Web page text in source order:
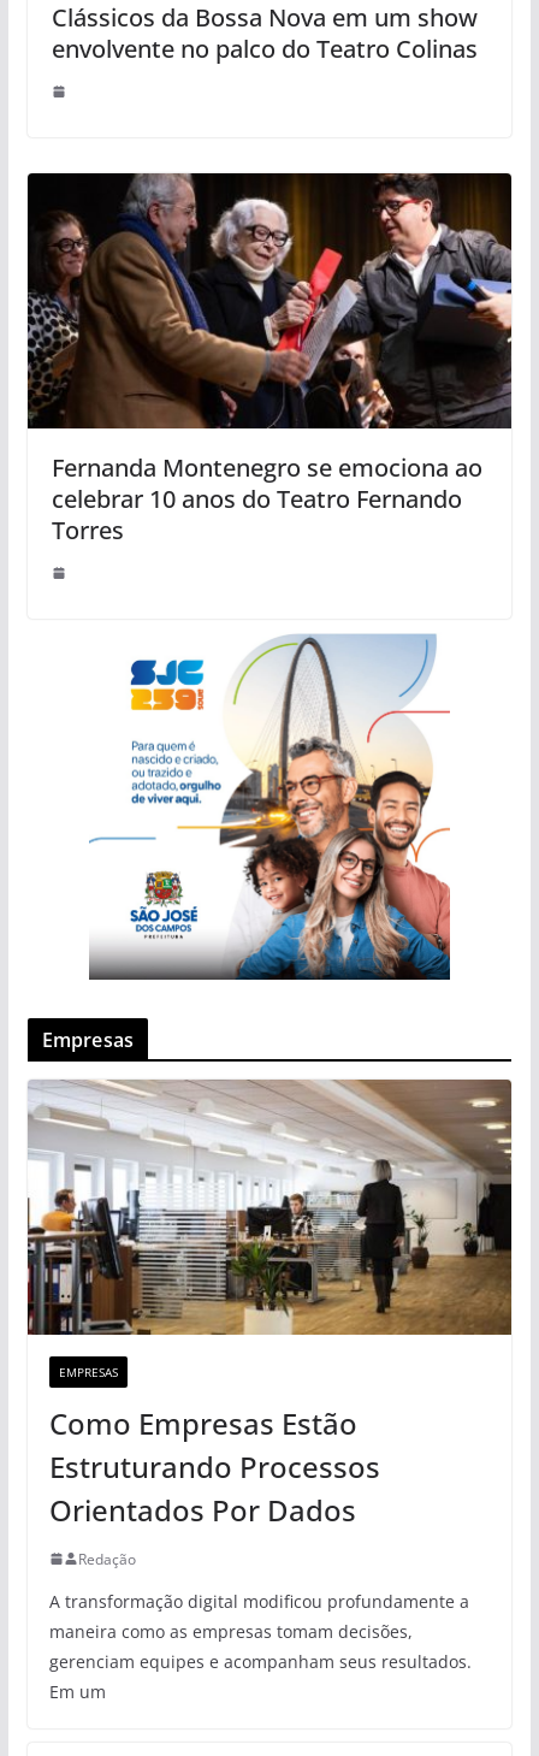
Clássicos da Bossa Nova em um show
envolvente no palco do Teatro Colinas
Fernanda Montenegro se emociona ao
celebrar 10 anos do Teatro Fernando
Torres
Empresas
EMPRESAS
Como Empresas Estão
Estruturando Processos
Orientados Por Dados
Redação
A transformação digital modificou profundamente a
maneira como as empresas tomam decisões,
gerenciam equipes e acompanham seus resultados.
Em um